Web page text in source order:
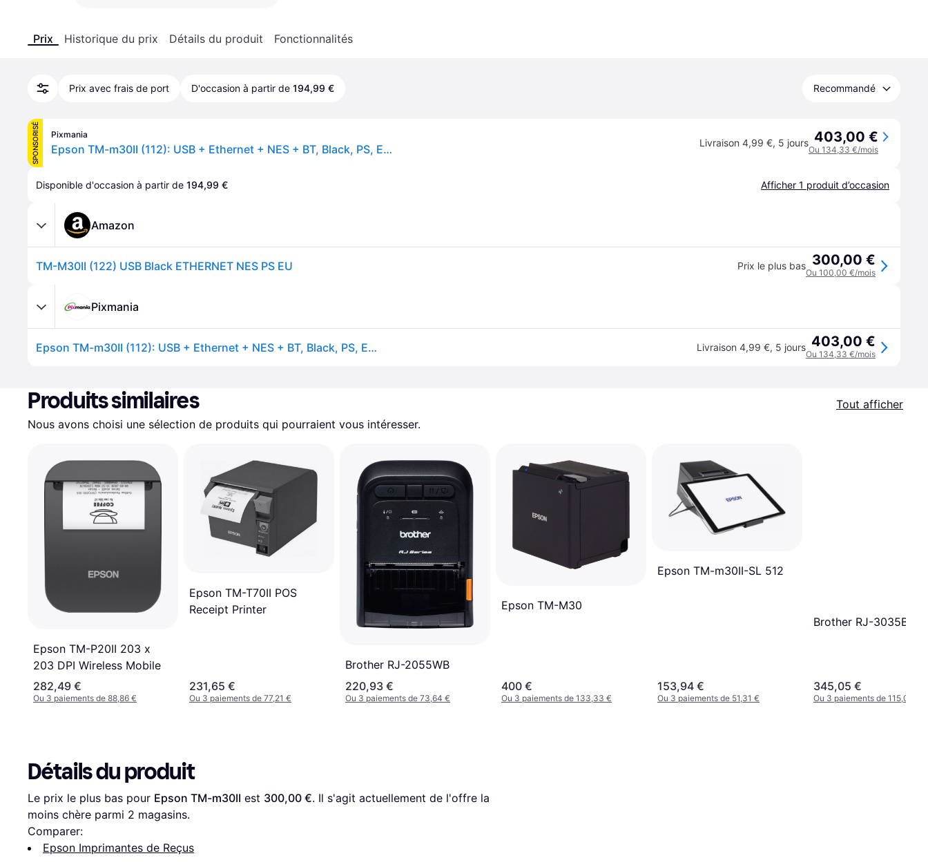
Prix Historique du prix Détails du produit Fonctionnalités
Prix avec frais de port D'occasion à partir de 194,99 € Recommandé
SPONSORISÉ Pixmania
Epson TM-m30II (112): USB + Ethernet + NES + BT, Black, PS, EU - Neuf - Blanc Livraison 4,99 €, 5 jours 403,00 €
Ou 134,33 €/mois
Disponible d'occasion à partir de 194,99 € Afficher 1 produit d’occasion
Amazon
TM-M30II (122) USB Black ETHERNET NES PS EU Prix le plus bas 300,00 €
Ou 100,00 €/mois
Pixmania
Epson TM-m30II (112): USB + Ethernet + NES + BT, Black, PS, EU - Neuf - Blanc Livraison 4,99 €, 5 jours 403,00 €
Ou 134,33 €/mois
Produits similaires
Tout afficher
Nous avons choisi une sélection de produits qui pourraient vous intéresser.
Epson TM-P20II 203 x
203 DPI Wireless Mobile
282,49 €
Ou 3 paiements de 88,86 €
Epson TM-T70II POS
Receipt Printer
231,65 €
Ou 3 paiements de 77,21 €
Brother RJ-2055WB
220,93 €
Ou 3 paiements de 73,64 €
Epson TM-M30
400 €
Ou 3 paiements de 133,33 €
Epson TM-m30II-SL 512
153,94 €
Ou 3 paiements de 51,31 €
Brother RJ-3035B
345,05 €
Ou 3 paiements de 115,01 €
Détails du produit
Le prix le plus bas pour Epson TM-m30II est 300,00 €. Il s'agit actuellement de l'offre la
moins chère parmi 2 magasins.
Comparer:
Epson Imprimantes de Reçus